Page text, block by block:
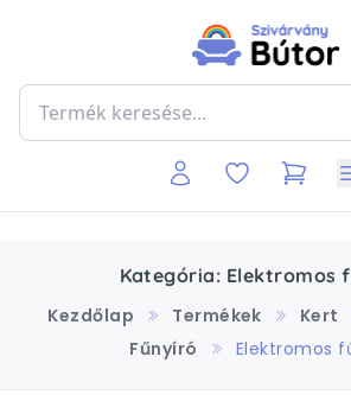
Kategória: Elektromos
Kezdőlap
Termékek Kert
Fűnyíró
Elektromos